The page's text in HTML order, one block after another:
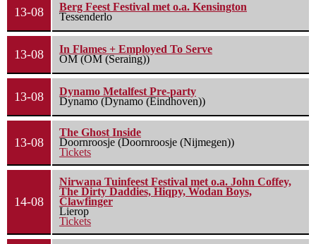
13-08
Berg Feest Festival met o.a. Kensington
Tessenderlo
13-08
In Flames + Employed To Serve
OM (OM (Seraing))
13-08
Dynamo Metalfest Pre-party
Dynamo (Dynamo (Eindhoven))
13-08
The Ghost Inside
Doornroosje (Doornroosje (Nijmegen))
Tickets
14-08
Nirwana Tuinfeest Festival met o.a. John Coffey,
The Dirty Daddies, Hiqpy, Wodan Boys,
Clawfinger
Lierop
Tickets